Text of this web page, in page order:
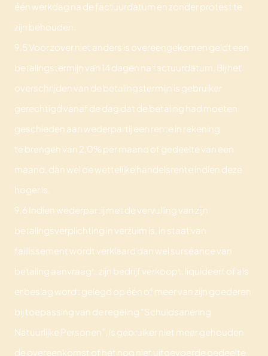
één werkdag na de factuurdatum en zonder protest te
zijn behouden.
9.5 Voor zover niet anders is overeengekomen geldt een
betalingstermijn van 14 dagen na factuurdatum. Bij het
overschrijden van de betalingstermijn is gebruiker
gerechtigd vanaf de dag dat de betaling had moeten
geschieden aan wederpartij een rente in rekening
te brengen van 2,0% per maand of gedeelte van een
maand, dan wel de wettelijke handelsrente indien deze
hoger is.
9.6 Indien wederpartij met de vervulling van zijn
betalingsverplichting in verzuim is, in staat van
faillissement wordt verklaard dan wel surséance van
betaling aanvraagt, zijn bedrijf verkoopt, liquideert of als
er beslag wordt gelegd op één of meer van zijn goederen
bij toepassing van de regeling “Schuldsanering
Natuurlijke Personen”, is gebruiker niet meer gehouden
de overeenkomst of het nog niet uitgevoerde gedeelte